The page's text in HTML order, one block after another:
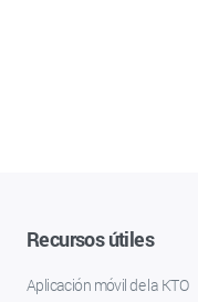
Recursos útiles
Aplicación móvil de la KTO